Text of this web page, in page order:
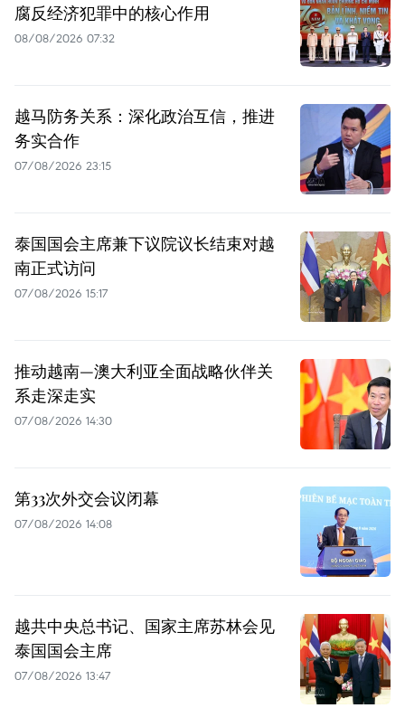
腐反经济犯罪中的核心作用
08/08/2026 07:32
越马防务关系：深化政治互信，推进
务实合作
07/08/2026 23:15
泰国国会主席兼下议院议长结束对越
南正式访问
07/08/2026 15:17
推动越南—澳大利亚全面战略伙伴关
系走深走实
07/08/2026 14:30
第33次外交会议闭幕
07/08/2026 14:08
越共中央总书记、国家主席苏林会见
泰国国会主席
07/08/2026 13:47